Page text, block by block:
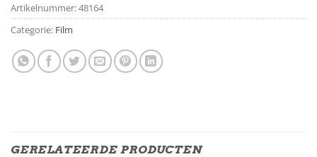
Artikelnummer:48164
Categorie: Film
GERELATEERDE PRODUCTEN